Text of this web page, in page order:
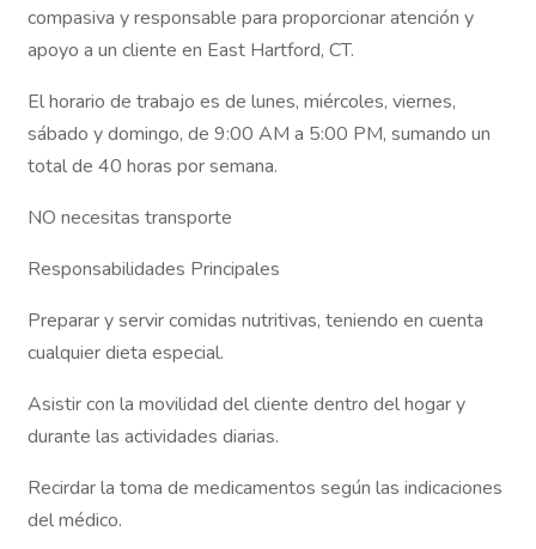
compasiva y responsable para proporcionar atención y
apoyo a un cliente en East Hartford, CT.
El horario de trabajo es de lunes, miércoles, viernes,
sábado y domingo, de 9:00 AM a 5:00 PM, sumando un
total de 40 horas por semana.
NO necesitas transporte
Responsabilidades Principales
Preparar y servir comidas nutritivas, teniendo en cuenta
cualquier dieta especial.
Asistir con la movilidad del cliente dentro del hogar y
durante las actividades diarias.
Recirdar la toma de medicamentos según las indicaciones
del médico.